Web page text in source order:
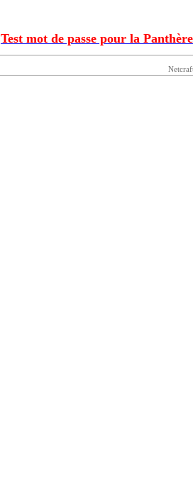
Test mot de passe pour la Panthère